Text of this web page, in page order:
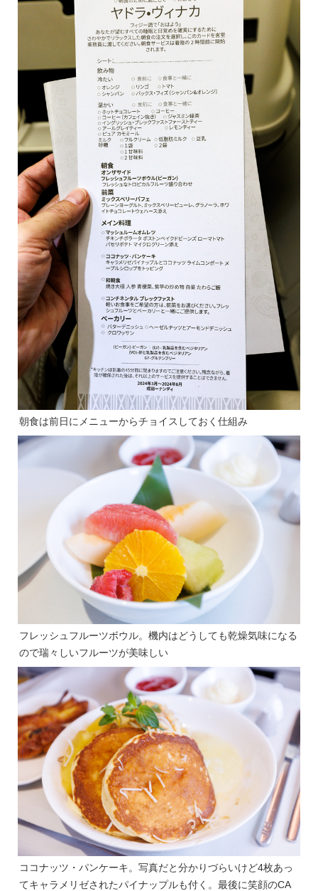
朝食は前日にメニューからチョイスしておく仕組み
フレッシュフルーツボウル。機内はどうしても乾燥気味になる
ので瑞々しいフルーツが美味しい
ココナッツ・パンケーキ。写真だと分かりづらいけど4枚あっ
てキャラメリゼされたパイナップルも付く。最後に笑顔のCA